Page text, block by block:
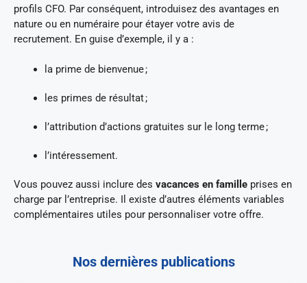
profils CFO. Par conséquent, introduisez des avantages en
nature ou en numéraire pour étayer votre avis de
recrutement. En guise d’exemple, il y a :
la prime de bienvenue ;
les primes de résultat ;
l’attribution d’actions gratuites sur le long terme ;
l’intéressement.
Vous pouvez aussi inclure des vacances en famille prises en
charge par l’entreprise. Il existe d’autres éléments variables
complémentaires utiles pour personnaliser votre offre.
Nos dernières publications